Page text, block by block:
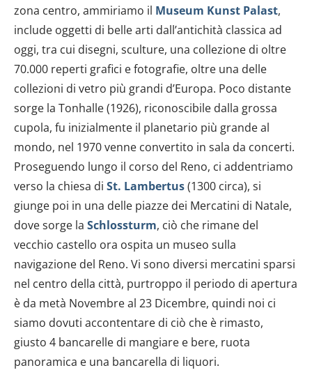
zona centro, ammiriamo il Museum Kunst Palast,
include oggetti di belle arti dall’antichità classica ad
oggi, tra cui disegni, sculture, una collezione di oltre
70.000 reperti grafici e fotografie, oltre una delle
collezioni di vetro più grandi d’Europa. Poco distante
sorge la Tonhalle (1926), riconoscibile dalla grossa
cupola, fu inizialmente il planetario più grande al
mondo, nel 1970 venne convertito in sala da concerti.
Proseguendo lungo il corso del Reno, ci addentriamo
verso la chiesa di St. Lambertus(1300 circa), si
giunge poi in una delle piazze dei Mercatini di Natale,
dove sorge la Schlossturm, ciò che rimane del
vecchio castello ora ospita un museo sulla
navigazione del Reno. Vi sono diversi mercatini sparsi
nel centro della città, purtroppo il periodo di apertura
è da metà Novembre al 23 Dicembre, quindi noi ci
siamo dovuti accontentare di ciò che è rimasto,
giusto 4 bancarelle di mangiare e bere, ruota
panoramica e una bancarella di liquori.